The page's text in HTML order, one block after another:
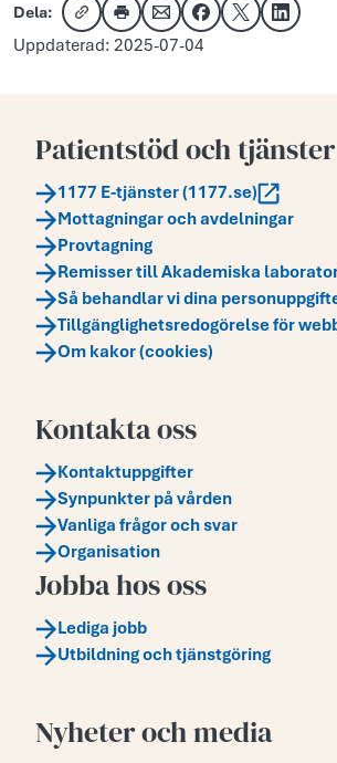
Dela:
Kopiera länk
Skriv utDela via e-post
Dela på Facebook
Dela på X
Dela
Uppdaterad: 2025-07-04
Patientstöd och tjänster
1177 E-tjänster (1177.se)
Mottagningar och avdelningar
Provtagning
Remisser till Akademiska
Så behandlar vi dina
Tillgänglighetsredogörelse för
Om kakor (cookies)
Kontakta oss
Kontaktuppgifter
Synpunkter på vården
Vanliga frågor och svar
Organisation
Jobba hos oss
Lediga jobb
Utbildning och tjänstgöring
Nyheter och media